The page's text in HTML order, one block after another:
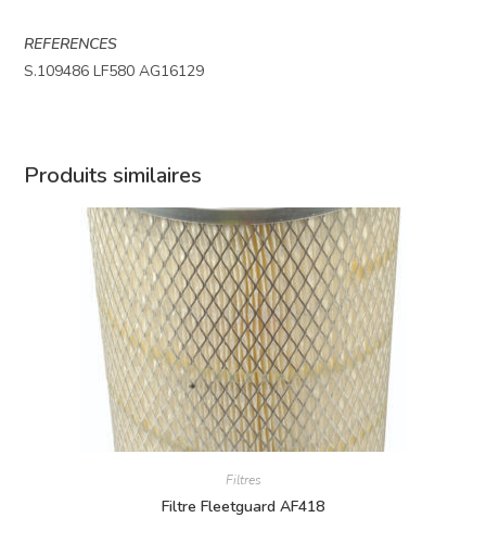
REFERENCES
S.109486 LF580 AG16129
Produits similaires
Filtres
Filtre Fleetguard AF418